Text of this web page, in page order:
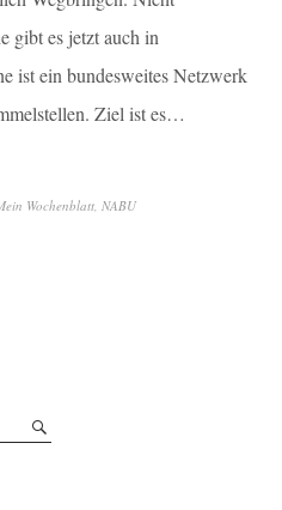
gibt es jetzt auch in
ist ein bundesweites Netzwerk
Ziel ist es…
Wochenblatt, NABU